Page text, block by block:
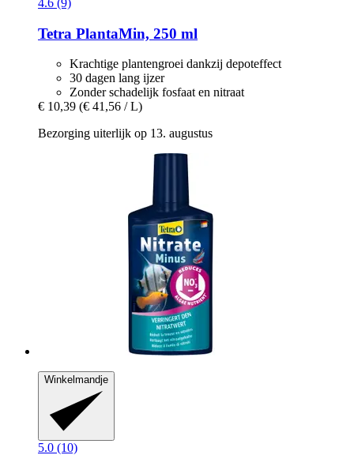
4.6 (9)
Tetra PlantaMin, 250 ml
Krachtige plantengroei dankzij depoteffect
30 dagen lang ijzer
Zonder schadelijk fosfaat en nitraat
€ 10,39 (€ 41,56 / L)
Bezorging uiterlijk op 13. augustus
Winkelmandje
5.0 (10)